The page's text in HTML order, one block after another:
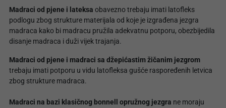
Madraci od pjene i lateksa obavezno trebaju imati latofleks
podlogu zbog strukture materijala od koje je izgrađena jezgra
madraca kako bi madracu pružila adekvatnu potporu, obezbijedila
disanje madraca i duži vijek trajanja.
Madraci od pjene i madraci sa džepićastim žičanim jezgrom
trebaju imati potporu u vidu latofleksa gušće raspoređenih letvica
zbog strukture madraca.
Madraci na bazi klasičnog bonnell opružnog jezgra ne moraju